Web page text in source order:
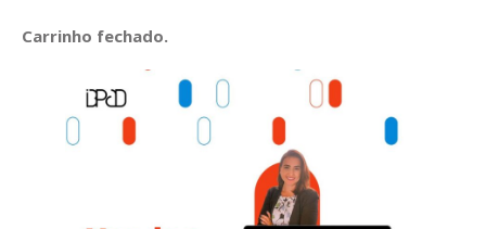
Carrinho fechado.